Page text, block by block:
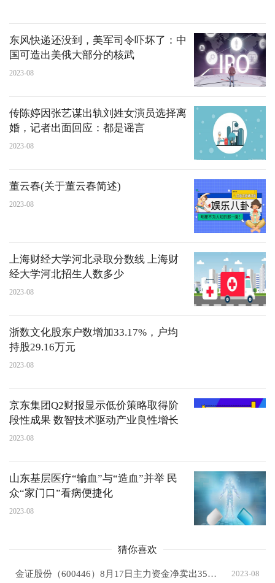
东风快递还没到，美军司令吓坏了：中
国可造出美俄大部分的核武
2023-08
传陈婷因张艺谋出轨刘姓女演员选择离
婚，记者出面回应：都是谣言
2023-08
董云春(关于董云春简述)
2023-08
上海财经大学河北录取分数线 上海财
经大学河北招生人数多少
2023-08
浙数文化股东户数增加33.17%，户均
持股29.16万元
2023-08
京东集团Q2财报显示低价策略取得阶
段性成果 数智技术驱动产业良性增长
2023-08
山东基层医疗“输血”与“造血”并举 民
众“家门口”看病便捷化
2023-08
猜你喜欢
金证股份（600446）8月17日主力资金净卖出3586.66万元 2023-08